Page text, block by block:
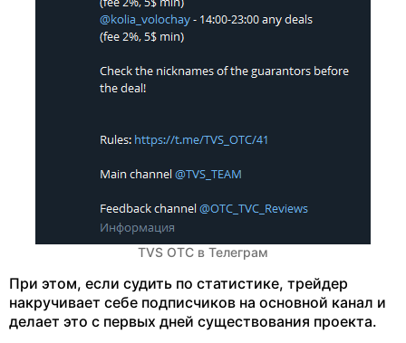
TVS OTC в Телеграм
При этом, если судить по статистике, трейдер
накручивает себе подписчиков на основной канал и
делает это с первых дней существования проекта.